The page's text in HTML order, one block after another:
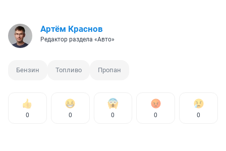
Артём Краснов
Редактор раздела «Авто»
Бензин Топливо Пропан
0 0 0 0 0